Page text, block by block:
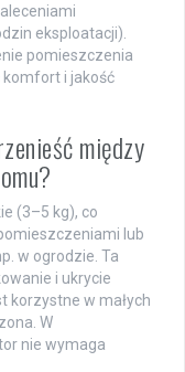
eksploatacji).
pomieszczenia
komfort i jakość
między
(3–5 kg), co
lub
w ogrodzie. Ta
i ukrycie
korzystne w małych
W
nie wymaga